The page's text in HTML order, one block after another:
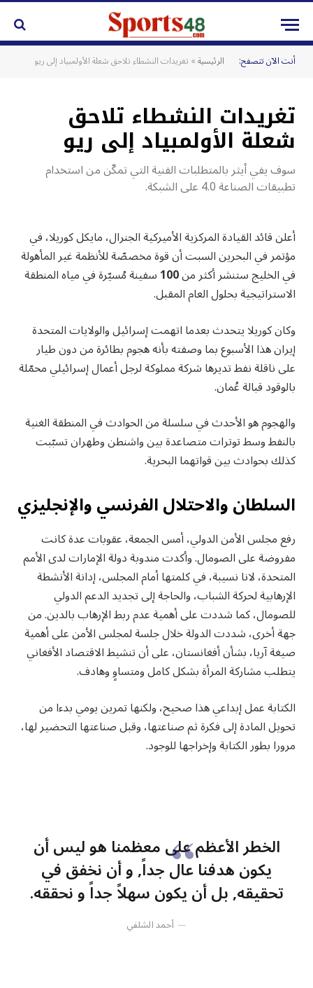
أنت الآن تتصفح: الرئيسية» تغريدات النشطاء تلاحق شعلة الأولمبياد إلى ريو
تغريدات النشطاء تلاحق
شعلة الأولمبياد إلى ريو
سوف يفي أيثر بالمتطلبات الفنية التي تمكّن من استخدام
تطبيقات الصناعة 4.0 على الشبكة.
أعلن قائد القيادة المركزية الأميركية الجنرال، مايكل كوريلا، في
مؤتمر في البحرين السبت أن قوة مخصصّة للأنظمة غير المأهولة
في الخليج ستنشر أكثر من100سفينة مُسيّرة في مياه المنطقة
الاستراتيجية بحلول العام المقبل.
وكان كوريلا يتحدث بعدما اتهمت إسرائيل والولايات المتحدة
إيران هذا الأسبوع بما وصفته بأنه هجوم بطائرة من دون طيار
على ناقلة نفط تديرها شركة مملوكة لرجل أعمال إسرائيلي محمّلة
بالوقود قبالة عُمان.
والهجوم هو الأحدث في سلسلة من الحوادث في المنطقة الغنية
بالنفط وسط توترات متصاعدة بين واشنطن وطهران تسبّبت
كذلك بحوادث بين قواتهما البحرية.
السلطان والاحتلال الفرنسي والإنجليزي
رفع مجلس الأمن الدولي، أمس الجمعة، عقوبات عدة كانت
مفروضة على الصومال. وأكدت مندوبة دولة الإمارات لدى الأمم
المتحدة، لانا نسيبة، في كلمتها أمام المجلس، إدانة الأنشطة
الإرهابية لحركة الشباب، والحاجة إلى تجديد الدعم الدولي
للصومال، كما شددت على أهمية عدم ربط الإرهاب بالدين. من
جهة أخرى، شددت الدولة خلال جلسة لمجلس الأمن على أهمية
صيغة آريا، بشأن أفغانستان، على أن تنشيط الاقتصاد الأفغاني
يتطلب مشاركة المرأة بشكل كامل ومتساوٍ وهادف.
الكتابة عمل إبداعي هذا صحيح، ولكنها تمرين يومي بدءا من
تحويل المادة إلى فكرة ثم صناعتها، وقبل صناعتها التحضير لها،
مرورا بطور الكتابة وإخراجها للوجود.
الخطر الأعظم على معظمنا هو ليس أن
يكون هدفنا عال جداً, و أن نخفق في
تحقيقه, بل أن يكون سهلاً جداً و نحققه.
أحمد الشلفي